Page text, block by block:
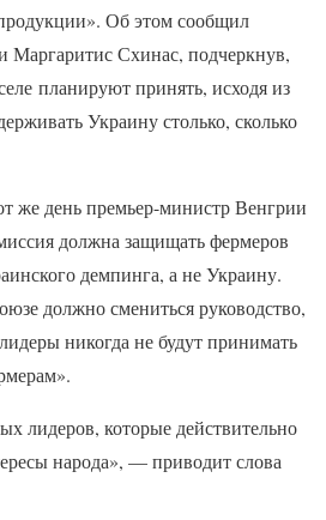
Об этом сообщил
Маргаритис Схинас, подчеркнув,
планируют принять, исходя из
Украину столько, сколько
же день премьер-министр Венгрии
должна защищать фермеров
демпинга, а не Украину.
должно смениться руководство,
никогда не будут принимать
лидеров, которые действительно
народа», — приводит слова